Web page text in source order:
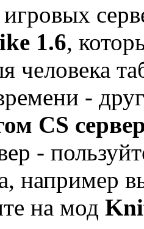
игровых
1.6,
человека
-
CS
-
например
на мод